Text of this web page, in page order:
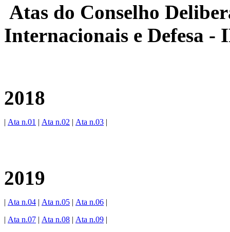
Atas do Conselho
Internacionais e Defesa -
2018
| Ata n.01 | Ata n.02 | Ata n.03 |
2019
| Ata n.04 | Ata n.05 | Ata n.06 |
| Ata n.07 | Ata n.08 | Ata n.09 |